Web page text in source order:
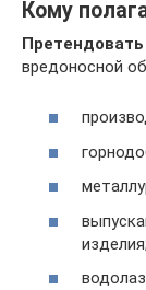
Кому
вредоносной
изделия;